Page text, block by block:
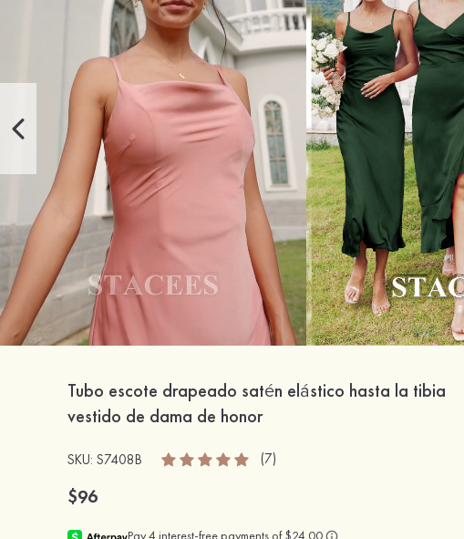
Tubo escote drapeado satén elástico hasta la tibia
vestido de dama de honor
SKU: S7408B (7)
$96